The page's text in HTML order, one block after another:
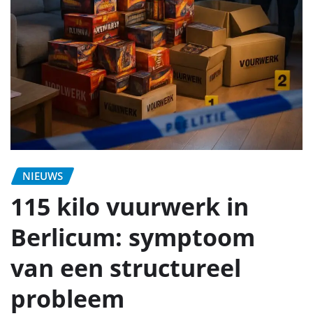
NIEUWS
115 kilo vuurwerk in
Berlicum: symptoom
van een structureel
probleem